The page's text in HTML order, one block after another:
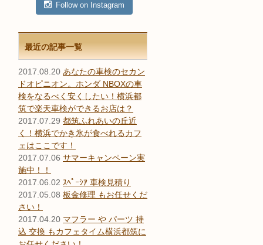
Follow on Instagram
最近の記事一覧
2017.08.20 あなたの車検のセカン
ドオピニオン。ホンダ NBOXの車
検をなるべく安くしたい！横浜都
筑で楽天車検ができるお店は？
2017.07.29 都筑ふれあいの丘近
く！横浜でかき氷が食べれるカフ
ェはここです！
2017.07.06 サマーキャンペーン実
施中！！
2017.06.02 ｽﾍﾟｰｼｱ 車検見積り
2017.05.08 板金修理 もお任せくだ
さい！
2017.04.20 マフラー や パーツ 持
込 交換 もカフェタイム横浜都筑に